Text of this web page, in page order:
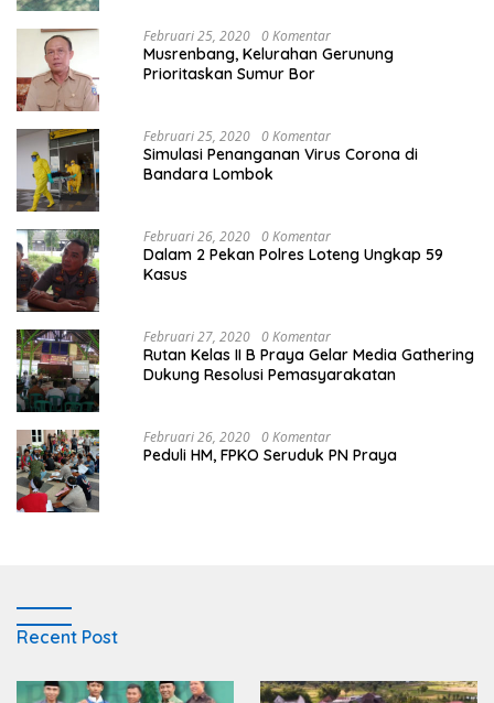
Februari 25, 2020 0 Komentar
Musrenbang, Kelurahan Gerunung
Prioritaskan Sumur Bor
Februari 25, 2020 0 Komentar
Simulasi Penanganan Virus Corona di
Bandara Lombok
Februari 26, 2020 0 Komentar
Dalam 2 Pekan Polres Loteng Ungkap 59
Kasus
Februari 27, 2020 0 Komentar
Rutan Kelas II B Praya Gelar Media Gathering
Dukung Resolusi Pemasyarakatan
Februari 26, 2020 0 Komentar
Peduli HM, FPKO Seruduk PN Praya
Recent Post